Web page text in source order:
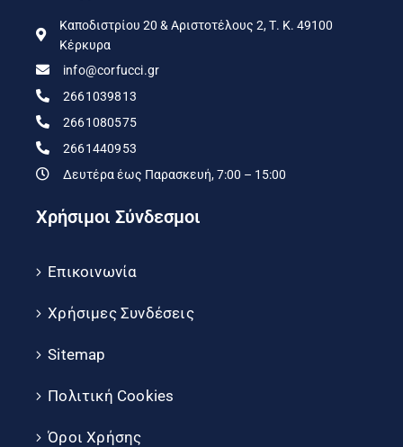
Καποδιστρίου 20 & Αριστοτέλους 2, Τ. Κ. 49100
Κέρκυρα
info@corfucci.gr
2661039813
2661080575
2661440953
Δευτέρα έως Παρασκευή, 7:00 – 15:00
Χρήσιμοι Σύνδεσμοι
Επικοινωνία
Χρήσιμες Συνδέσεις
Sitemap
Πολιτική Cookies
Όροι Χρήσης